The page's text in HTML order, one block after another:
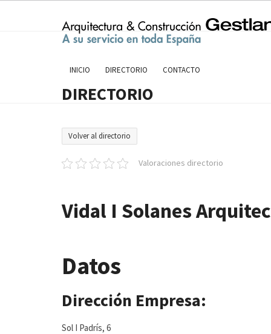
INICIO DIRECTORIO CONTACTO
DIRECTORIO
Volver al directorio
Valoraciones directorio
Vidal I Solanes
Datos
Dirección Empresa:
Sol I Padrís, 6